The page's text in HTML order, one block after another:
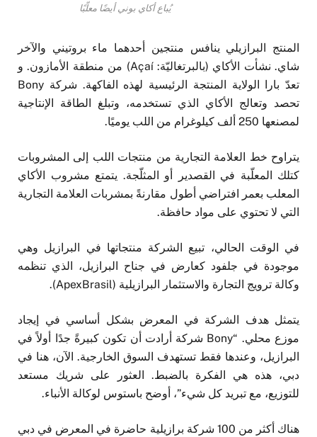
يُباع أكاي بوني أيضًا معلّبًا
المنتج البرازيلي ينافس منتجين أحدهما ماء بروتيني والآخر
شاي. نشأت الأكاي (بالبرتغاليّة: Açaí) من منطقة الأمازون. و
تعدّ بارا الولاية المنتجة الرئيسية لهذه الفاكهة. شركة Bony
تحصد وتعالج الأكاي الذي تستخدمه، وتبلغ الطاقة الإنتاجية
لمصنعها 250 ألف كيلوغرام من اللب يوميًا.
يتراوح خط العلامة التجارية من منتجات اللب إلى المشروبات
كتلك المعلّبة في القصدير أو المثلّجة. يتمتع مشروب الأكاي
المعلب بعمر افتراضي أطول مقارنةً بمشربات العلامة التجارية
التي لا تحتوي على مواد حافظة.
في الوقت الحالي، تبيع الشركة منتجاتها في البرازيل وهي
موجودة في جلفود كعارض في جناح البرازيل، الذي تنظمه
وكالة ترويج التجارة والاستثمار البرازيلية (ApexBrasil).
يتمثل هدف الشركة في المعرض بشكل أساسي في إيجاد
موزع محلي. “Bony شركة أرادت أن تكون كبيرةً جدًا أولاً في
البرازيل، وعندها فقط تستهدف السوق الخارجية. الآن، هنا في
دبي، هذه هي الفكرة بالضبط. العثور على شريك مستعد
للتوزيع، مع تبريد كل شيء”، أوضح باستوس لوكالة الأنباء.
هناك أكثر من 100 شركة برازيلية حاضرة في المعرض في دبي